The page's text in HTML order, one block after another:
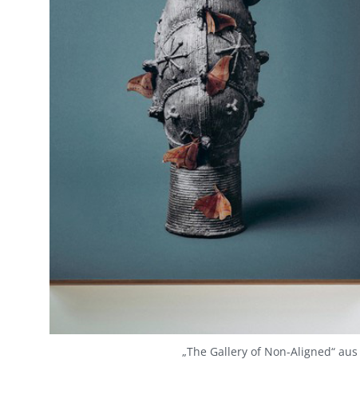
„The Gallery of Non-Aligned“